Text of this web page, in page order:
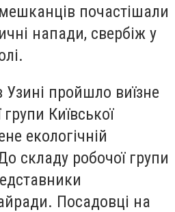
почастішали
напади, свербіж у
пройшло виїзне
Київської
екологічній
складу робочої групи
Посадовці на